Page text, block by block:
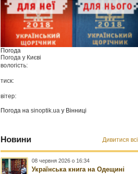
Погода
Погода у Києві
вологість:
тиск:
вітер:
Погода наsinoptik.ua у Вінниці
Новини Дивитися всі
08 червня 2026 о 16:34
Українська книга на Одещині